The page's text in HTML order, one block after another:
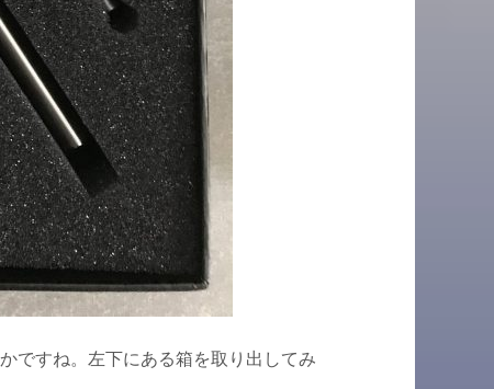
ですね。左下にある箱を取り出してみ